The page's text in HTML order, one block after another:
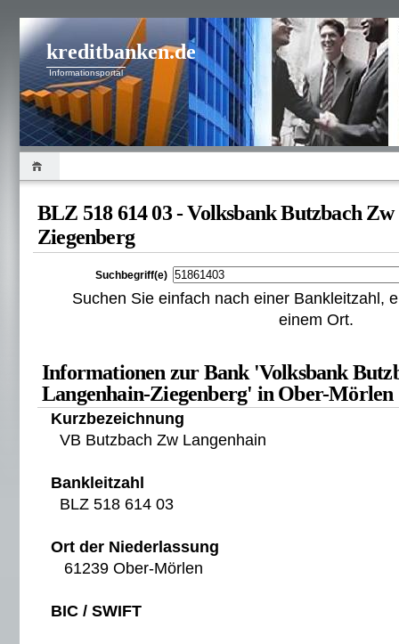
kreditbanken.de
Informationsportal
BLZ 518 614 03 - Volksbank Butzbach
Ziegenberg
Suchbegriff(e)
Suchen Sie einfach nach einer Bankleitzahl,
einem Ort.
Informationen zur Bank 'Volksbank
Langenhain-Ziegenberg' in Ober-Mörlen
Kurzbezeichnung
VB Butzbach Zw Langenhain
Bankleitzahl
BLZ 518 614 03
Ort der Niederlassung
61239 Ober-Mörlen
BIC / SWIFT